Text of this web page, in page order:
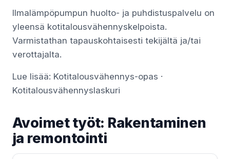
Ilmalämpöpumpun huolto- ja puhdistuspalvelu on
yleensä kotitalousvähennyskelpoista.
Varmistathan tapauskohtaisesti tekijältä ja/tai
verottajalta.
Lue lisää: Kotitalousvähennys-opas ·
Kotitalousvähennyslaskuri
Avoimet työt: Rakentaminen
ja remontointi